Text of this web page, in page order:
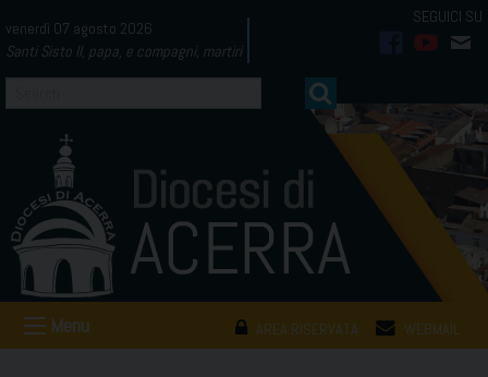
to
content
venerdì 07 agosto 2026
Santi Sisto II, papa, e compagni, martiri
AREA RISERVATA WEBMAIL
Menu